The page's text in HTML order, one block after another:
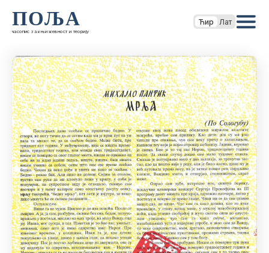
ПОЉА
часопис за књижевност и теорију
Ћир Лат